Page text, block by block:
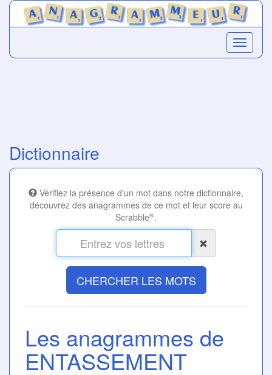
Dictionnaire
Vérifiez la présence d'un mot dans notre dictionnaire,
découvrez des anagrammes de ce mot et leur score au
Scrabble®.
CHERCHER LES MOTS
Les anagrammes de
ENTASSEMENT